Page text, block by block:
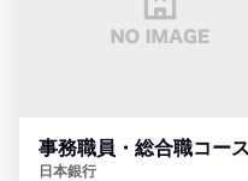
事務職員・総合職コース
日本銀行